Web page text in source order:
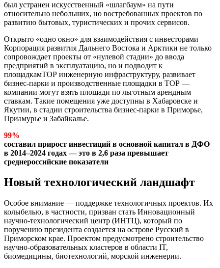
был устранен искусственный «шлагбаум» на пути
относительно небольших, но востребованных проектов по
развитию бытовых, туристических и прочих сервисов.
Открыто «одно окно» для взаимодействия с инвесторами —
Корпорация развития Дальнего Востока и Арктики не только
сопровождает проекты от «нулевой стадии» до ввода
предприятий в эксплуатацию, но и подводит к
площадкамТОР инженерную инфраструктуру, развивает
бизнес-парки и производственные площадки в ТОР —
компании могут взять площади по льготным арендным
ставкам. Такие помещения уже доступны в Хабаровске и
Якутии, в стадии строительства бизнес-парки в Приморье,
Приамурье и Забайкалье.
99%
составил прирост инвестиций в основной капитал в ДФО
в 2014–2024 годах — это в 2,6 раза превышает
среднероссийские показатели
Новый технологический ландшафт
Особое внимание — поддержке технологичных проектов. Их
колыбелью, в частности, призван стать Инновационный
научно-технологический центр (ИНТЦ), который по
поручению президента создается на острове Русский в
Приморском крае. Проектом предусмотрено строительство
научно-образовательных кластеров в области IT,
биомедицины, биотехнологий, морской инженерии.